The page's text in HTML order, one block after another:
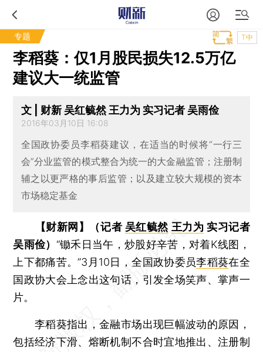
专题 T中
李稻葵：仅1月股民损失12.5万亿
建议大一统监管
文 | 财新 吴红毓然 王力为 实习记者 吴雨俭
2016年03月10日 16:08
全国政协委员李稻葵建议，在适当的时候将“一行三
会”分业监管的模式整合为统一的大金融监管；注册制
辅之以更严格的事后监管；以及建立较大规模的资本
市场稳定基金
【财新网】（记者 吴红毓然 王力为 实习记者
吴雨俭） “锄禾日当午，炒股好辛苦，对着K线图，
上下都痛苦。”3月10日，全国政协委员李稻葵在全
国政协大会上念出这句话，引发全场笑声、掌声一
片。
李稻葵指出，金融市场出现巨幅波动的原因，
包括经济下滑、熔断机制不合时宜地推出、注册制